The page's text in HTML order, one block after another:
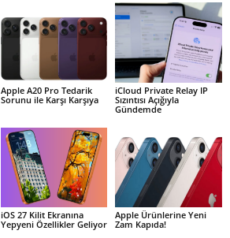
Apple A20 Pro Tedarik
Sorunu ile Karşı Karşıya
iCloud Private Relay IP
Sızıntısı Açığıyla
Gündemde
iOS 27 Kilit Ekranına
Yepyeni Özellikler Geliyor
Apple Ürünlerine Yeni
Zam Kapıda!